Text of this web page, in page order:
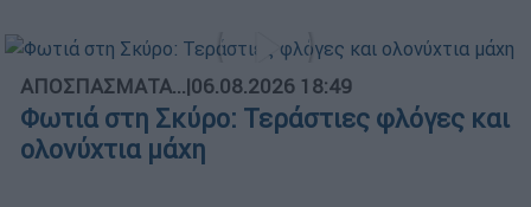
ΑΠΟΣΠΑΣΜΑΤΑ...|06.08.2026 18:49
Φωτιά στη Σκύρο: Τεράστιες φλόγες και
ολονύχτια μάχη